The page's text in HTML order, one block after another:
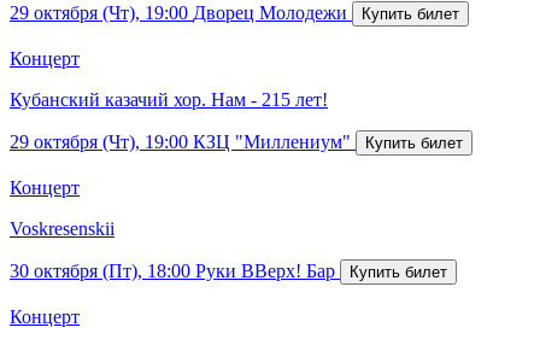
29 октября (Чт), 19:00 Дворец Молодежи
Концерт
Кубанский казачий хор. Нам - 215 лет!
29 октября (Чт), 19:00 КЗЦ "Миллениум"
Концерт
Voskresenskii
30 октября (Пт), 18:00 Руки ВВерх! Бар
Концерт